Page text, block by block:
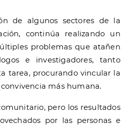
de algunos sectores de la
continúa realizando un
problemas que atañen
e investigadores, tanto
tarea, procurando vincular la
más humana.
pero los resultados
por las personas e